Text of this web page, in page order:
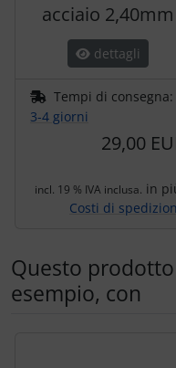
acciaio 2,40mm
dettagli
Tempi di consegna:
3-4 giorni
29,00
incl. 19 % IVA inclusa. in
Costi di
Questo
esempio, con